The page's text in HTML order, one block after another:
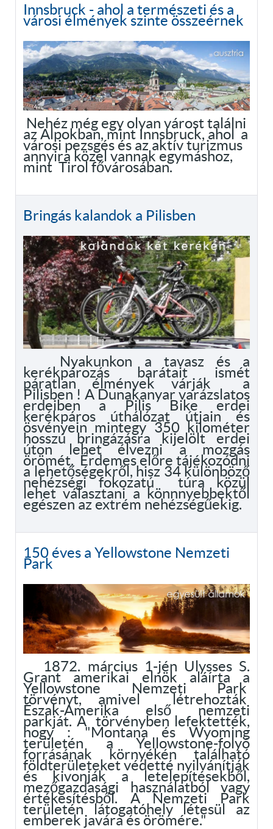
Innsbruck - ahol a természeti és a
városi élmények szinte összeérnek
Nehéz még egy olyan várost találni
az Alpokban, mint Innsbruck, ahol a
városi pezsgés és az aktív turizmus
annyira közel vannak egymáshoz,
mint Tirol fővárosában.
Bringás kalandok a Pilisben
Nyakunkon a tavasz és a
kerékpározás barátait ismét
páratlan élmények várják a
Pilisben ! A Dunakanyar varázslatos
erdeiben a Pilis Bike erdei
kerékpáros úthálózat útjain és
ösvényein mintegy 350 kilométer
hosszú bringázásra kijelölt erdei
úton lehet élvezni a mozgás
örömét. Érdemes előre tájékozódni
a lehetőségekről, hisz 34 különböző
nehézségi fokozatú túra közül
lehet választani a könnnyebbektől
egészen az extrém nehézségűekig.
150 éves a Yellowstone Nemzeti
Park
1872. március 1-jén Ulysses S.
Grant amerikai elnök aláírta a
Yellowstone Nemzeti Park
törvényt, amivel létrehozták
Észak-Amerika első nemzeti
parkját. A törvényben lefektették,
hogy : "Montana és Wyoming
területén a Yellowstone-folyó
forrásának környékén található
földterületeket védetté nyilvánítják
és kivonják a letelepítésekből,
mezőgazdasági használatból vagy
értékesítésből. A Nemzeti Park
területén látogatóhely létesül az
emberek javára és örömére."